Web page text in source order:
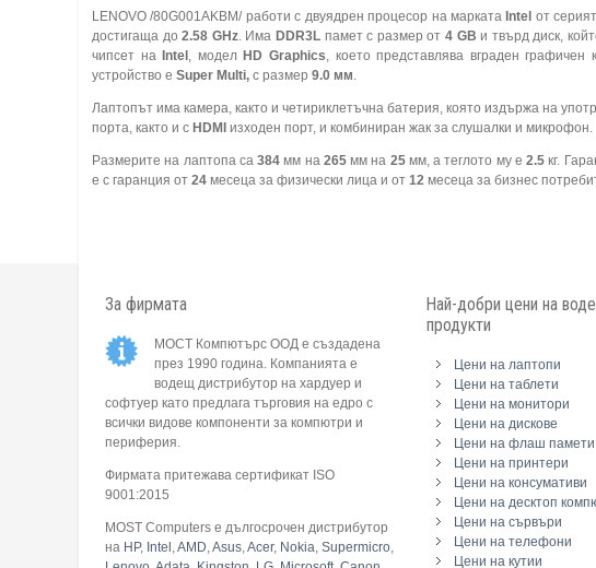
LENOVO /80G001AKBM/ работи с двуядрен процесор на марката Intel от
достигаща до2.58 GHz. Има DDR3Lпамет с размер от 4 GB и твърд диск,
чипсет на Intel , модел HD Graphics, което представлява вграден
устройство е Super Multi, с размер 9.0 мм.
Лаптопът има камера, както и четириклетъчна батерия, която издържа на
порта, както и с HDMI изходен порт, и комбиниран жак за слушалки и микрофон.
Размерите на лаптопа са 384 мм на 265мм на 25мм, а теглото му е 2.5 кг.
е с гаранция от 24 месеца за физически лица и от 12 месеца за бизнес
За фирмата
МОСТ Компютърс ООД е създадена
през 1990 година. Компанията е
водещ дистрибутор на хардуер и
софтуер като предлага търговия на едро с
всички видове компоненти за компютри и
периферия.
Фирмата притежава сертификат ISO
9001:2015
MOST Computers е дългосрочен дистрибутор
на HP, Intel ,AMD,Asus,Acer, Nokia, Supermicro,
Най-добри цени на
продукти
Цени на лаптопи
Цени на таблети
Цени на монитори
Цени на дискове
Цени на флаш памети
Цени на принтери
Цени на консумативи
Цени на десктоп
Цени на сървъри
Цени на телефони
Цени на кутии